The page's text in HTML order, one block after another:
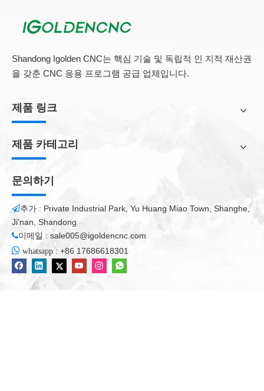
2) 레이저 빔의 품질은 매우 좋습니다 (회절의 한계에 가까운,
다이오드 레이저 마커의 1/4)입니다). 섬세한 마킹에 적합합니다.
3) 펄스의 높은 반복 주파수로, 전원 출력이 꾸준히, 단일 펄스의
와 모양을 제어 할 수 있습니다.
4) 가공 속도는 전통적인 마킹 기계보다 2-3 배입니다.
6) 긴 수명, 초 저전력 소비, 변환 효율은 30 % 이상이며, 기계의
Shandong Igolden CNC는 핵심 기술 및 독립적 인 지적 재산권
을 갖춘 CNC 응용 프로그램 공급 업체입니다.
제품 링크
제품 카테고리
문의하기
추가 : Private Industrial Park, Yu Huang Miao Town, Shanghe,
Ji'nan, Shandong
이메일 : sale005@igoldencnc.com
 whatsapp : +86 17686618301